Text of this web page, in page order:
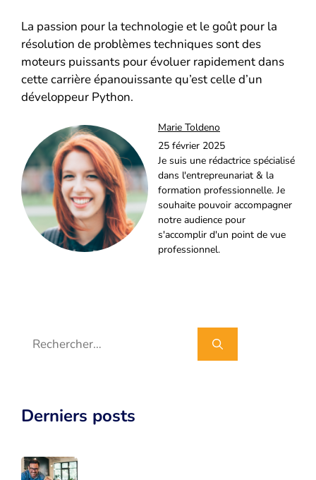
La passion pour la technologie et le goût pour la
résolution de problèmes techniques sont des
moteurs puissants pour évoluer rapidement dans
cette carrière épanouissante qu’est celle d’un
développeur Python.
Marie Toldeno
25 février 2025
Je suis une rédactrice spécialisé
dans l'entrepreunariat & la
formation professionnelle. Je
souhaite pouvoir accompagner
notre audience pour
s'accomplir d'un point de vue
professionnel.
Rechercher :
Derniers posts